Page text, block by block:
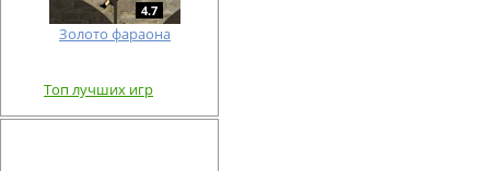
4.7
Золото фараона
Топ лучших игр